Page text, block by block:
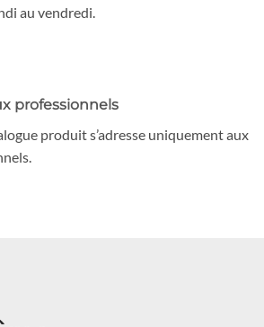
au vendredi.
professionnels
produit s’adresse uniquement aux